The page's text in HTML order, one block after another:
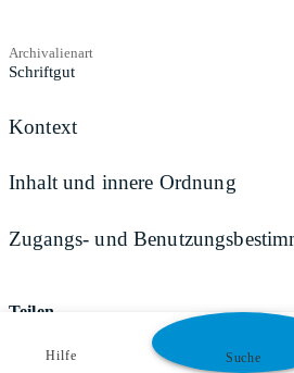
Archivalienart
Schriftgut
Kontext
Inhalt und innere Ordnung
Zugangs- und
Teilen
Hilfe Suche